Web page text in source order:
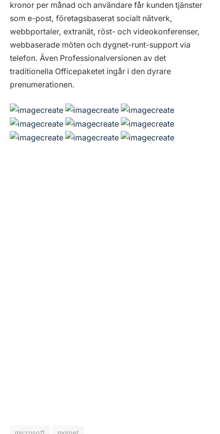
kronor per månad och användare får kunden tjänster
som e-post, företagsbaserat socialt nätverk,
webbportaler, extranät, röst- och videokonferenser,
webbaserade möten och dygnet-runt-support via
telefon. Även Professionalversionen av det
traditionella Officepaketet ingår i den dyrare
prenumerationen.